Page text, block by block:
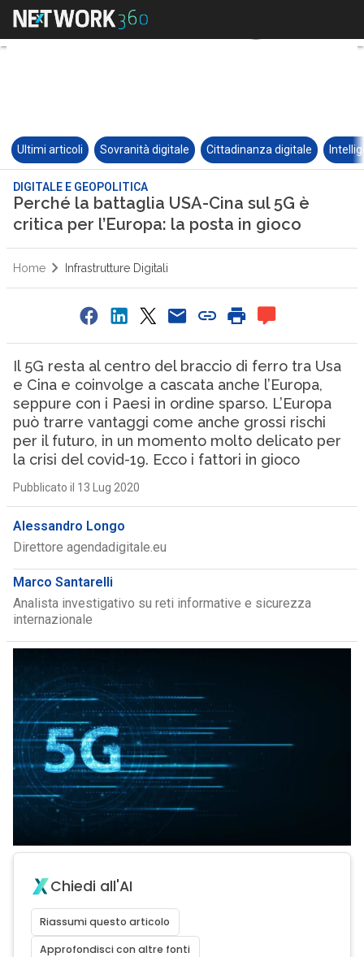
Ultimi articoli Sovranità digitale Cittadinanza digitale
DIGITALE E GEOPOLITICA
Perché la battaglia USA-Cina sul 5G è
critica per l’Europa: la posta in gioco
Home Infrastrutture Digitali
Il 5G resta al centro del braccio di ferro tra Usa
e Cina e coinvolge a cascata anche l’Europa,
seppure con i Paesi in ordine sparso. L’Europa
può trarre vantaggi come anche grossi rischi
per il futuro, in un momento molto delicato per
la crisi del covid-19. Ecco i fattori in gioco
Pubblicato il 13 Lug 2020
Alessandro Longo
Direttore agendadigitale.eu
Marco Santarelli
Analista investigativo su reti informative e sicurezza
internazionale
Chiedi all'AI
Riassumi questo articolo
Approfondisci con altre fonti